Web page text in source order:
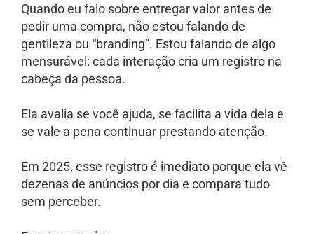
Quando eu falo sobre entregar valor antes de
pedir uma compra, não estou falando de
gentileza ou “branding”. Estou falando de algo
mensurável: cada interação cria um registro na
cabeça da pessoa.
Ela avalia se você ajuda, se facilita a vida dela e
se vale a pena continuar prestando atenção.
Em 2025, esse registro é imediato porque ela vê
dezenas de anúncios por dia e compara tudo
sem perceber.